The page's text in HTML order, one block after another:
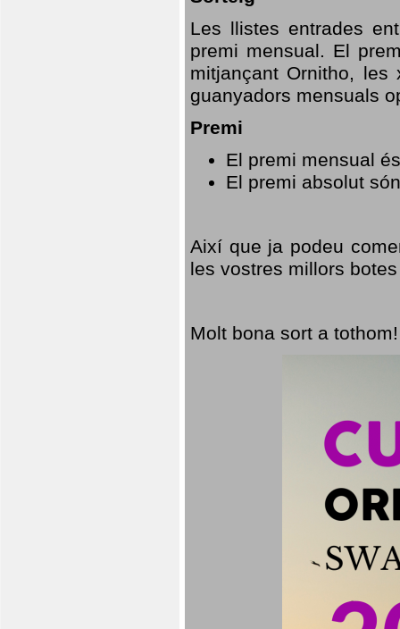
Les llistes entrades
premi mensual. El
mitjançant Ornitho,
guanyadors mensuals
Premi
El premi mensual
El premi absolut
Així que ja podeu
les vostres millors
Molt bona sort a tothom!